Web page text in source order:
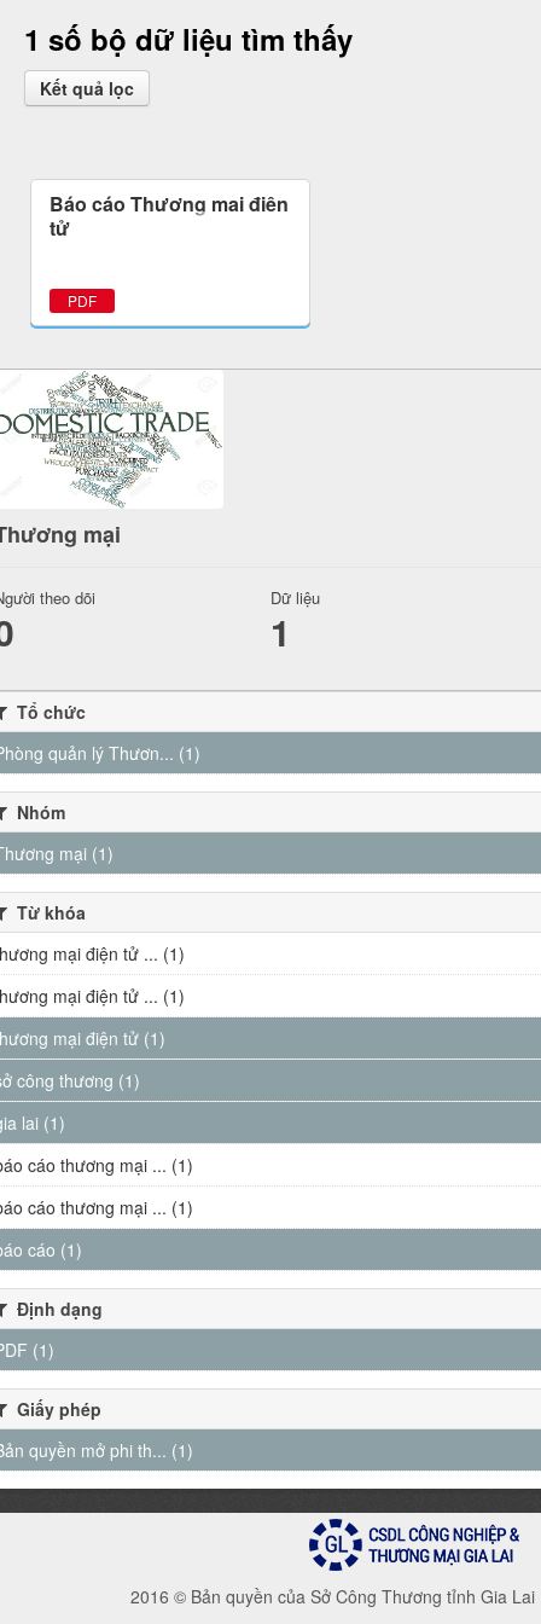
1 số bộ dữ liệu tìm thấy
Kết quả lọc
Báo cáo Thương mại điện
tử
PDF
mại
theo dõi Dữ liệu
1
Tổ chức
quản lý Thươn... (1)
Nhóm
mại (1)
Từ khóa
mại điện tử ... (1)
mại điện tử ... (1)
mại điện tử (1)
công thương (1)
lai (1)
cáo thương mại ... (1)
cáo thương mại ... (1)
cáo (1)
Định dạng
(1)
Giấy phép
quyền mở phi th... (1)
2016 © Bản quyền của Sở Công Thương tỉnh Gia Lai